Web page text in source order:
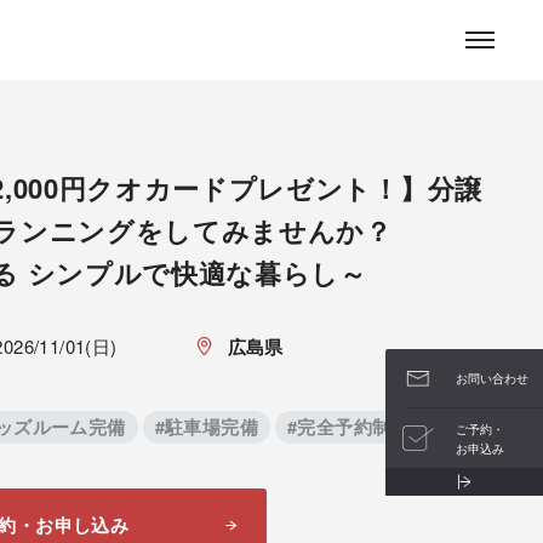
円クオカードプレゼント！】分譲
ンニングをしてみませんか？
シンプルで快適な暮らし～
11/01(日) 広島県
ズルーム完備 #駐車場完備 #完全予約制
・お申し込み
お問い合わせ
ご予約・
お申込み